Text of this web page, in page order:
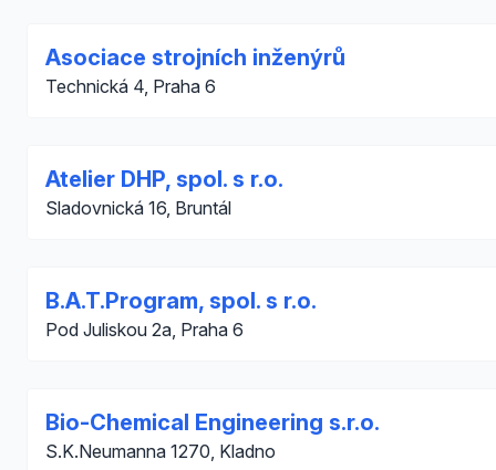
Asociace strojních inženýrů
Technická 4, Praha 6
Atelier DHP, spol. s r.o.
Sladovnická 16, Bruntál
B.A.T.Program, spol. s r.o.
Pod Juliskou 2a, Praha 6
Bio-Chemical Engineering s.r.o.
S.K.Neumanna 1270, Kladno